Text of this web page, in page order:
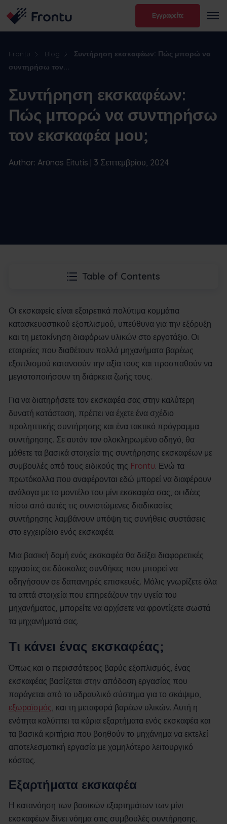
Εγγραφείτε
Frontu Blog
Συντήρηση εκσκαφέων: Πώς μπορώ να
συντηρήσω τον...
Συντήρηση εκσκαφέων:
Πώς μπορώ να συντηρήσω
τον εκσκαφέα μου;
Author: Arūnas Eitutis | 3 Σεπτεμβρίου, 2024
Table of Contents
Οι εκσκαφείς είναι εξαιρετικά πολύτιμα κομμάτια
κατασκευαστικού εξοπλισμού, υπεύθυνα για την εξόρυξη
και τη μετακίνηση διαφόρων υλικών στο εργοτάξιο. Οι
εταιρείες που διαθέτουν πολλά μηχανήματα βαρέως
εξοπλισμού κατανοούν την αξία τους και προσπαθούν να
μεγιστοποιήσουν τη διάρκεια ζωής τους.
Για να διατηρήσετε τον εκσκαφέα σας στην καλύτερη
δυνατή κατάσταση, πρέπει να έχετε ένα σχέδιο
προληπτικής συντήρησης και ένα τακτικό πρόγραμμα
συντήρησης. Σε αυτόν τον ολοκληρωμένο οδηγό, θα
μάθετε τα βασικά στοιχεία της συντήρησης εκσκαφέων με
συμβουλές από τους ειδικούς της Frontu. Ενώ τα
πρωτόκολλα που αναφέρονται εδώ μπορεί να διαφέρουν
ανάλογα με το μοντέλο του μίνι εκσκαφέα σας, οι ιδέες
πίσω από αυτές τις συνιστώμενες διαδικασίες
συντήρησης λαμβάνουν υπόψη τις συνήθεις συστάσεις
στο εγχειρίδιο ενός εκσκαφέα.
Μια βασική δομή ενός εκσκαφέα θα δείξει διαφορετικές
εργασίες σε δύσκολες συνθήκες που μπορεί να
οδηγήσουν σε δαπανηρές επισκευές. Μόλις γνωρίζετε όλα
τα απτά στοιχεία που επηρεάζουν την υγεία του
μηχανήματος, μπορείτε να αρχίσετε να φροντίζετε σωστά
τα μηχανήματά σας.
Τι κάνει ένας εκσκαφέας;
Όπως και ο περισσότερος βαρύς εξοπλισμός, ένας
εκσκαφέας βασίζεται στην απόδοση εργασίας που
παράγεται από το υδραυλικό σύστημα για το σκάψιμο,
εξωραϊσμός , και τη μεταφορά βαρέων υλικών. Αυτή η
ενότητα καλύπτει τα κύρια εξαρτήματα ενός εκσκαφέα και
τα βασικά κριτήρια που βοηθούν το μηχάνημα να εκτελεί
αποτελεσματική εργασία με χαμηλότερο λειτουργικό
κόστος.
Εξαρτήματα εκσκαφέα
Η κατανόηση των βασικών εξαρτημάτων των μίνι
εκσκαφέων δίνει νόημα στις συμβουλές συντήρησης.